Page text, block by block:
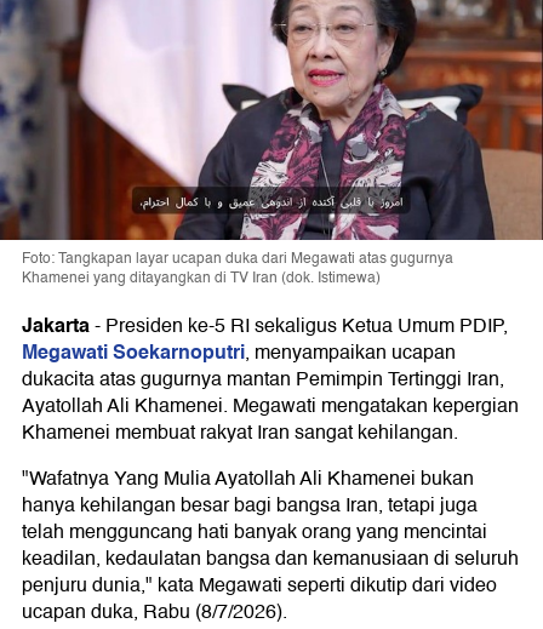
Foto: Tangkapan layar ucapan duka dari Megawati atas gugurnya
Khamenei yang ditayangkan di TV Iran (dok. Istimewa)
Jakarta-Presiden ke-5 RI sekaligus Ketua Umum PDIP,
Megawati Soekarnoputri, menyampaikan ucapan
dukacita atas gugurnya mantan Pemimpin Tertinggi Iran,
Ayatollah Ali Khamenei. Megawati mengatakan kepergian
Khamenei membuat rakyat Iran sangat kehilangan.
"Wafatnya Yang Mulia Ayatollah Ali Khamenei bukan
hanya kehilangan besar bagi bangsa Iran, tetapi juga
telah mengguncang hati banyak orang yang mencintai
keadilan, kedaulatan bangsa dan kemanusiaan di seluruh
penjuru dunia," kata Megawati seperti dikutip dari video
ucapan duka, Rabu (8/7/2026).